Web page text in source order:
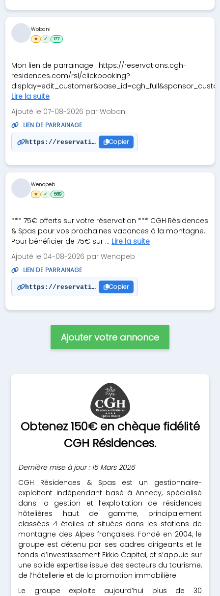
Mon lien de parrainage : https://reservations.cgh-
residences.com/rsl/clickbooking?
Lire la suite
Ajouté le 07-08-2026 par Wobani
LIEN DE PARRAINAGE
https://reservations.cgh-residences.com/rsl/
Copier
Wobani
★ ✓ 177
*** 75€ offerts sur votre réservation *** CGH Résidences
& Spas pour vos prochaines vacances à la montagne.
Pour bénéficier de 75€ sur ... Lire la suite
Ajouté le 04-08-2026 par Wenopeb
LIEN DE PARRAINAGE
https://reservations.cgh-residences.com/rsl/
Copier
Wenopeb
★ ✓ 589
Ajouter votre annonce
Obtenez 150€ en chèque fidélité
CGH Résidences.
Dernière mise à jour : 15 Mars 2026
CGH Résidences & Spas est un gestionnaire-
exploitant indépendant basé à Annecy, spécialisé
dans la gestion et l’exploitation de résidences
hôtelières haut de gamme, principalement
classées 4 étoiles et situées dans les stations de
montagne des Alpes françaises. Fondé en 2004, le
groupe est détenu par ses cadres dirigeants et le
fonds d’investissement Ekkio Capital, et s’appuie sur
une solide expertise issue des secteurs du tourisme,
de l’hôtellerie et de la promotion immobilière.
Le groupe exploite aujourd’hui plus de 30